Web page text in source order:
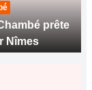
prête
Nîmes